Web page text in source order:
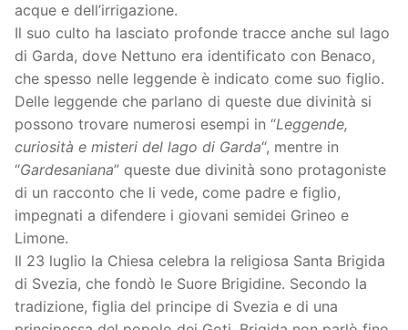
acque e dell’irrigazione.
Il suo culto ha lasciato profonde tracce anche sul lago
di Garda, dove Nettuno era identificato con Benaco,
che spesso nelle leggende è indicato come suo figlio.
Delle leggende che parlano di queste due divinità si
possono trovare numerosi esempi in “Leggende,
curiosità e misteri del lago di Garda“, mentre in
“Gardesaniana” queste due divinità sono protagoniste
di un racconto che li vede, come padre e figlio,
impegnati a difendere i giovani semidei Grineo e
Limone.
Il 23 luglio la Chiesa celebra la religiosa Santa Brigida
di Svezia, che fondò le Suore Brigidine. Secondo la
tradizione, figlia del principe di Svezia e di una